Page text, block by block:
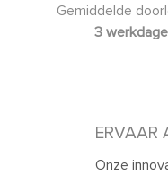
Gemiddelde
3
ERVAAR
Onze